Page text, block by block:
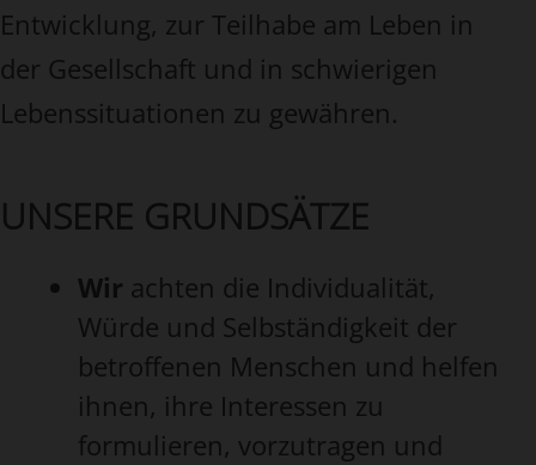
Entwicklung, zur Teilhabe am Leben in
der Gesellschaft und in schwierigen
Lebenssituationen zu gewähren.
UNSERE GRUNDSÄTZE
Wir achten die Individualität,
Würde und Selbständigkeit der
betroffenen Menschen und helfen
ihnen, ihre Interessen zu
formulieren, vorzutragen und